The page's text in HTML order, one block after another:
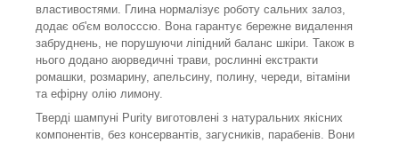
властивостями. Глина нормалізує роботу сальних залоз,
додає об'єм волосссю. Вона гарантує бережне видалення
забруднень, не порушуючи ліпідний баланс шкіри. Також в
нього додано аюрведичні трави, рослинні екстракти
ромашки, розмарину, апельсину, полину, череди, вітаміни
та ефірну олію лимону.
Тверді шампуні Purity виготовлені з натуральних якісних
компонентів, без консервантів, загусників, парабенів. Вони